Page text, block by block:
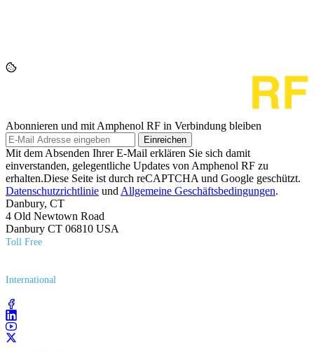
Abonnieren und mit Amphenol RF in Verbindung bleiben
Einreichen
Mit dem Absenden Ihrer E-Mail erklären Sie sich damit
einverstanden, gelegentliche Updates von Amphenol RF zu
erhalten.Diese Seite ist durch reCAPTCHA und Google geschützt.
Datenschutzrichtlinie und Allgemeine Geschäftsbedingungen.
Danbury, CT
4 Old Newtown Road
Danbury CT 06810 USA
Toll Free
International